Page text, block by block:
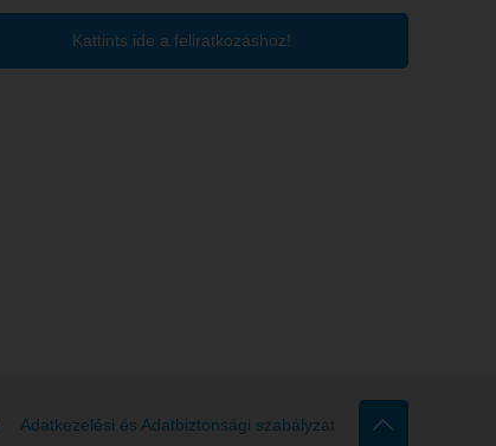
Kattints ide a feliratkozáshoz!
Adatkezelési és Adatbiztonsági szabályzat